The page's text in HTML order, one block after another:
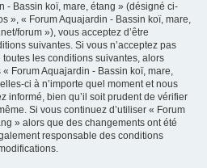
- Bassin koï, mare, étang » (désigné ci-
», « Forum Aquajardin - Bassin koï, mare,
forum »), vous acceptez d’être
suivantes. Si vous n’acceptez pas
les conditions suivantes, alors
« Forum Aquajardin - Bassin koï, mare,
ci à n’importe quel moment et nous
informé, bien qu’il soit prudent de vérifier
Si vous continuez d’utiliser « Forum
» alors que des changements ont été
responsable des conditions